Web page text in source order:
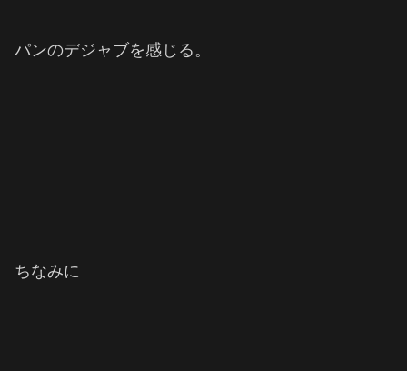
パンのデジャブを感じる。
ちなみに